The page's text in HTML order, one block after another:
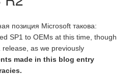
позиция Microsoft такова:
SP1 to OEMs at this time, though
as we previously
made in this blog entry